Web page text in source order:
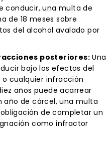
conducir, una multa de
de 18 meses sobre
del alcohol avalado por
posteriores: Una
bajo los efectos del
o cualquier infracción
años puede acarrear
año de cárcel, una multa
de completar un
como infractor